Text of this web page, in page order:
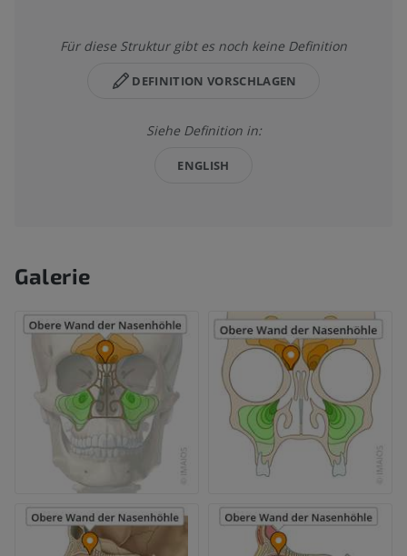
Für diese Struktur gibt es noch keine Definition
DEFINITION VORSCHLAGEN
Siehe Definition in:
ENGLISH
Galerie